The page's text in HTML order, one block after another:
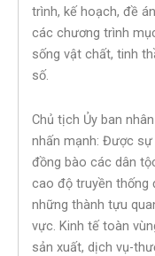
trình, kế hoạch, đề
các chương trình
sống vật chất, tinh
số.
Chủ tịch Ủy ban
nhấn mạnh: Được
đồng bào các dân
cao độ truyền thống
những thành tựu
vực. Kinh tế toàn
sản xuất, dịch vụ-